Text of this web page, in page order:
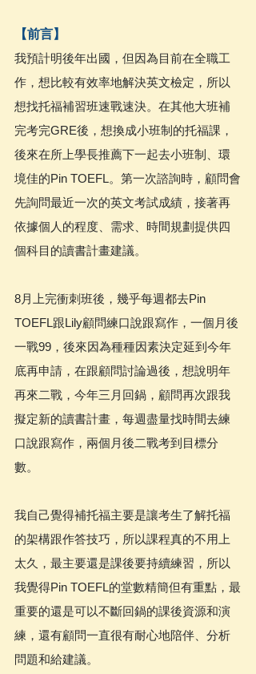
【前言】
我預計明後年出國，但因為目前在全職工
作，想比較有效率地解決英文檢定，所以
想找托福補習班速戰速決。在其他大班補
完考完GRE後，想換成小班制的托福課，
後來在所上學長推薦下一起去小班制、環
境佳的Pin TOEFL。第一次諮詢時，顧問會
先詢問最近一次的英文考試成績，接著再
依據個人的程度、需求、時間規劃提供四
個科目的讀書計畫建議。
8月上完衝刺班後，幾乎每週都去Pin
TOEFL跟Lily顧問練口說跟寫作，一個月後
一戰99，後來因為種種因素決定延到今年
底再申請，在跟顧問討論過後，想說明年
再來二戰，今年三月回鍋，顧問再次跟我
擬定新的讀書計畫，每週盡量找時間去練
口說跟寫作，兩個月後二戰考到目標分
數。
我自己覺得補托福主要是讓考生了解托福
的架構跟作答技巧，所以課程真的不用上
太久，最主要還是課後要持續練習，所以
我覺得Pin TOEFL的堂數精簡但有重點，最
重要的還是可以不斷回鍋的課後資源和演
練，還有顧問一直很有耐心地陪伴、分析
問題和給建議。